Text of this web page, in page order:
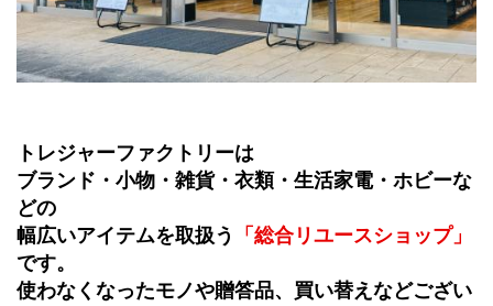
トレジャーファクトリーは
ブランド・小物・雑貨・衣類・生活家電・ホビーな
どの
幅広いアイテムを取扱う
「総合リユースショップ」
です。
使わなくなったモノや贈答品、買い替えなどござい